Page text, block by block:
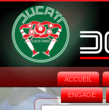
ACCUEIL
ENGAGE